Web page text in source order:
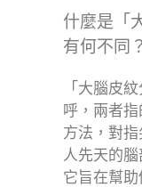
什麼是「
有何不同？
「大腦皮
呼，兩者
方法，對
人先天的
它旨在幫